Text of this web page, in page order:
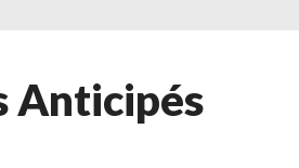
Anticipés